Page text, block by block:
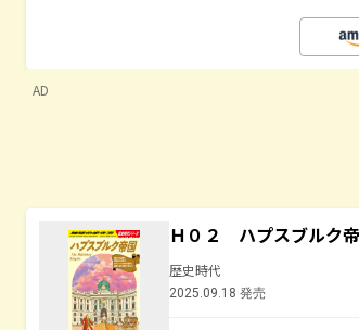
AD
Ｈ０２ ハプスブルク
歴史時代
2025.09.18 発売